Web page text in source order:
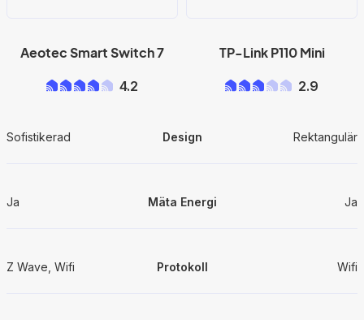
Aeotec Smart Switch 7
4.2
TP-Link P110 Mini
2.9
Sofistikerad Design Rektangulär
Ja Mäta Energi Ja
Z Wave, Wifi Protokoll Wifi